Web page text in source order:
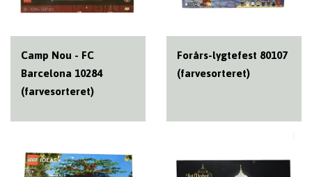
Camp Nou - FC
Barcelona 10284
(farvesorteret)
Forårs-lygtefest 80107
(farvesorteret)